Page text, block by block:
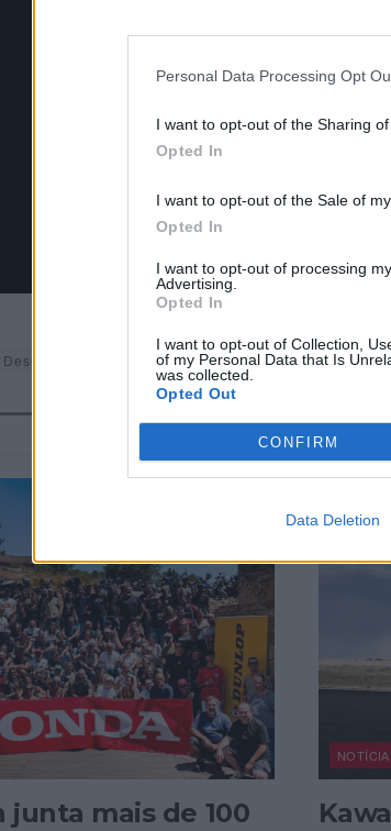
Personal Data Processing Opt
I want to opt-out of the Sharing
Opted In
I want to opt-out of the Sale of
Opted In
I want to opt-out of processing
Advertising.
Opted In
I want to opt-out of Collection,
of my Personal Data that Is
was collected.
Opted Out
CONFIRM
Data Deletion
Desmosedici Ducati Multistrada Panigale
junta mais de 100